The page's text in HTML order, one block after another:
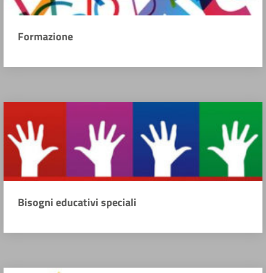
Formazione
Bisogni educativi speciali